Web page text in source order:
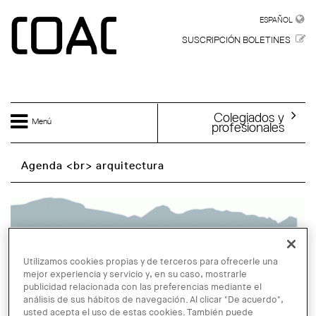
ESPAÑOL
SUSCRIPCIÓN BOLETINES
Menú Colegiados y
profesionales
Agenda <br> arquitectura
Utilizamos cookies propias y de terceros para ofrecerle una
mejor experiencia y servicio y, en su caso, mostrarle
publicidad relacionada con las preferencias mediante el
análisis de sus hábitos de navegación. Al clicar "De acuerdo",
usted acepta el uso de estas cookies. También puede